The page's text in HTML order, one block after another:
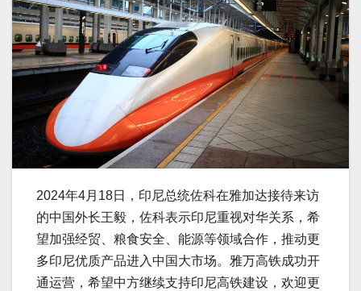
2024年4月18日，印尼总统佐科在雅加达接待来访
的中国外长王毅，佐科表示印尼重视对华关系，希
望加强经贸、粮食安全、能源等领域合作，推动更
多印尼优质产品进入中国大市场。雅万高铁成功开
通运营，希望中方继续支持印尼高铁建设，欢迎更